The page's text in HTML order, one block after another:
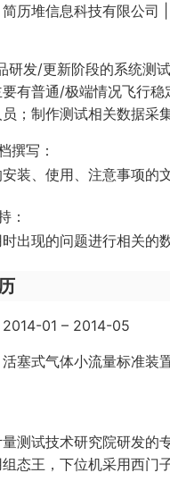
历堆信息科技有限公司
研发/更新阶段的系统测试
有普通/极端情况飞行
；制作测试相关数据采
撰写：
装、使用、注意事项的
：
出现的问题进行相关的
2014-01 – 2014-05
塞式气体小流量标准
测试技术研究院研发的
组态王，下位机采用西门